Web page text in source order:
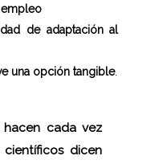
de adaptación al
una opción tangible.
cada vez
científicos dicen